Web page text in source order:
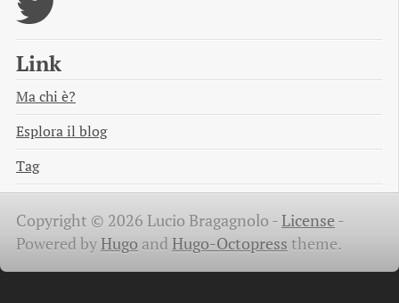
Link
Ma chi è?
Esplora il blog
Tag
Copyright © 2026 Lucio Bragagnolo -License -
Powered byHugo and Hugo-Octopress theme.